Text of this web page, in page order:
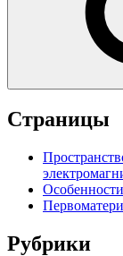
Страницы
Рубрики